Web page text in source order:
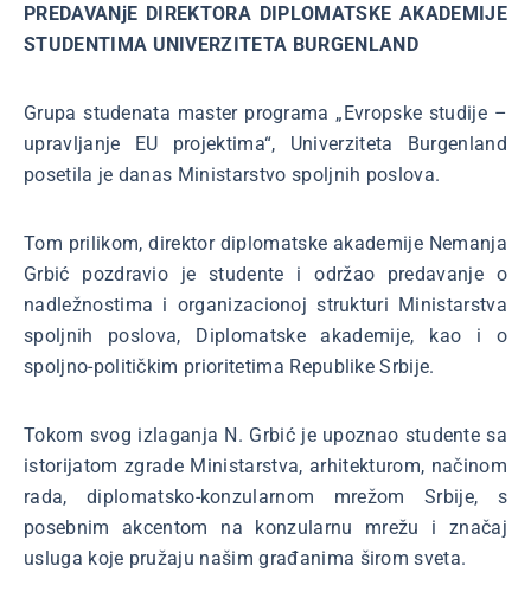
PREDAVANjE DIREKTORA DIPLOMATSKE AKADEMIJE
STUDENTIMA UNIVERZITETA BURGENLAND
Grupa studenata master programa „Evropske studije –
upravljanje EU projektima“, Univerziteta Burgenland
posetila je danas Ministarstvo spoljnih poslova.
Tom prilikom, direktor diplomatske akademije Nemanja
Grbić pozdravio je studente i održao predavanje o
nadležnostima i organizacionoj strukturi Ministarstva
spoljnih poslova, Diplomatske akademije, kao i o
spoljno-političkim prioritetima Republike Srbije.
Tokom svog izlaganja N. Grbić je upoznao studente sa
istorijatom zgrade Ministarstva, arhitekturom, načinom
rada, diplomatsko-konzularnom mrežom Srbije, s
posebnim akcentom na konzularnu mrežu i značaj
usluga koje pružaju našim građanima širom sveta.